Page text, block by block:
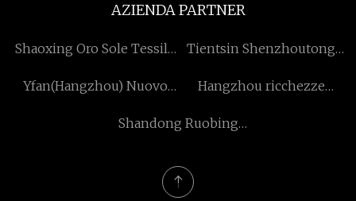
AZIENDA PARTNER
Shaoxing Oro Sole Tessile
Tientsin Shenzhoutong
Yfan(Hangzhou) Nuovo
Hangzhou ricchezze
Shandong Ruobing
Ltd.